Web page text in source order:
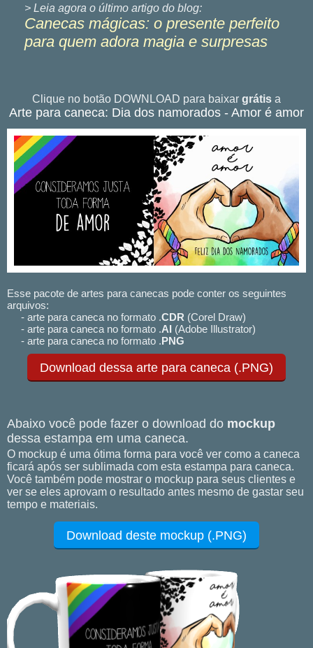
> Leia agora o último artigo do blog:
Canecas mágicas: o presente perfeito
para quem adora magia e surpresas
Clique no botão DOWNLOAD para baixar grátis a
Arte para caneca: Dia dos namorados - Amor é amor
Esse pacote de artes para canecas pode conter os seguintes
arquivos:
- arte para caneca no formato .CDR (Corel Draw)
- arte para caneca no formato .AI (Adobe Illustrator)
- arte para caneca no formato .PNG
Download dessa arte para caneca (.PNG)
Abaixo você pode fazer o download do mockup
dessa estampa em uma caneca.
O mockup é uma ótima forma para você ver como a caneca
ficará após ser sublimada com esta estampa para caneca.
Você também pode mostrar o mockup para seus clientes e
ver se eles aprovam o resultado antes mesmo de gastar seu
tempo e materiais.
Download deste mockup (.PNG)